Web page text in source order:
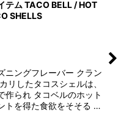
テム TACO BELL / HOT
SHELLS
ニングフレーバー クラン
リしたタコスシェルは、
作られ タコベルのホット
トを得た食欲をそそる …